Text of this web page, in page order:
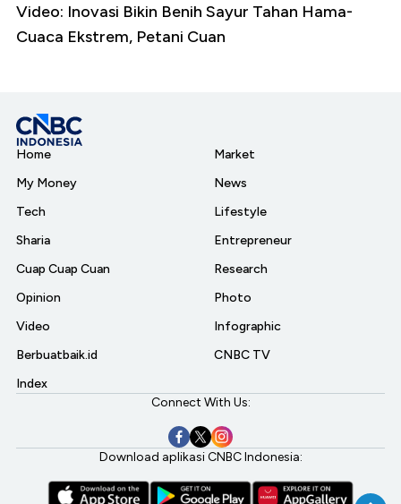
Video: Inovasi Bikin Benih Sayur Tahan Hama-
Cuaca Ekstrem, Petani Cuan
Home
My Money
Tech
Sharia
Cuap Cuap Cuan
Opinion
Video
Berbuatbaik.id
Index
Market
News
Lifestyle
Entrepreneur
Research
Photo
Infographic
CNBC TV
Connect With Us:
Download aplikasi CNBC Indonesia: